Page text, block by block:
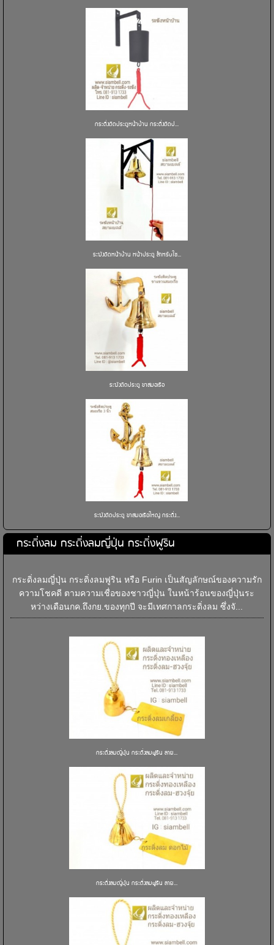
กระดิ่งติดประตูหน้าบ้าน กระดิ่งติดป...
ระฆังติดหน้าบ้าน หน้าประตู สำหรับใช...
ระฆังติดประตู ขาสมอเรือ
ระฆังติดประตู ขาสมอเรือใหญ่ กระดิ่ง...
กระดิ่งลม กระดิ่งลมญี่ปุ่น กระดิ่งฟูริน
กระดิ่งลมญี่ปุ่น กระดิ่งลมฟูริน หรือ Furin เป็นสัญลักษณ์ของความรัก
ความโชคดี ตามความเชื่อของชาวญี่ปุ่น ในหน้าร้อนของญี่ปุ่นระ
หว่างเดือนกค.ถึงกย.ของทุกปี จะมีเทศกาลกระดิ่งลม ซึ่งจั...
กระดิ่งลมญี่ปุ่น กระดิ่งลมฟูริน ลาย...
กระดิ่งลมญี่ปุ่น กระดิ่งลมฟูริน ลาย...